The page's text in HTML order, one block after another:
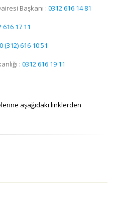
Başkanı : 0312 616 14 81
616 17 11
0 (312) 616 10 51
: 0312 616 19 11
aşağıdaki linklerden